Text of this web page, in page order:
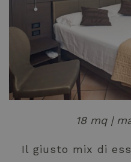
18 mq |
Il giusto mix di